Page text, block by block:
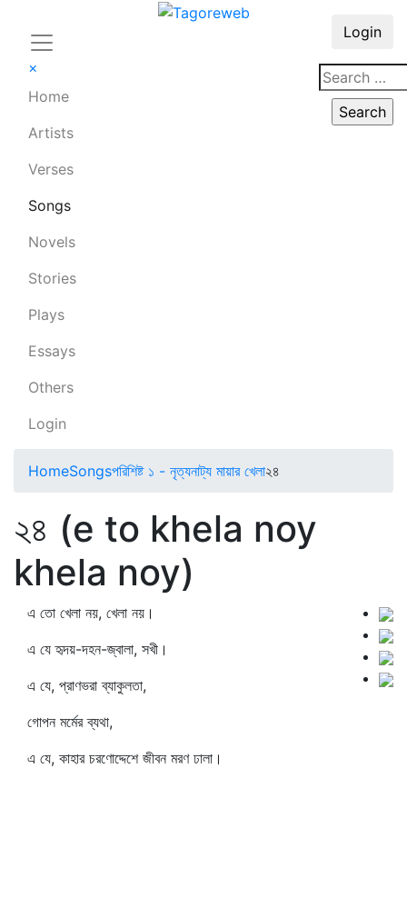
×
Home
Artists
Verses
Songs
Novels
Stories
Plays
Essays
Others
Login
Login
HomeSongsপরিশিষ্ট ১ - নৃত্যনাট্য মায়ার খেলা২৪
২৪ (e to khela noy
khela noy)
এ তো খেলা নয়, খেলা নয়।
এ যে হৃদয়-দহন-জ্বালা, সখী।
এ যে, প্রাণভরা ব্যাকুলতা,
গোপন মর্মের ব্যথা,
এ যে, কাহার চরণোদ্দেশে জীবন মরণ ঢালা।